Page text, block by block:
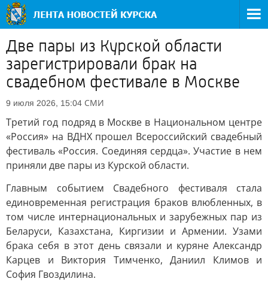
Две пары из Курской области
зарегистрировали брак на
свадебном фестивале в Москве
9 июля 2026, 15:04 СМИ
Третий год подряд в Москве в Национальном центре
«Россия» на ВДНХ прошел Всероссийский свадебный
фестиваль «Россия. Соединяя сердца». Участие в нем
приняли две пары из Курской области.
Главным событием Свадебного фестиваля стала
единовременная регистрация браков влюбленных, в
том числе интернациональных и зарубежных пар из
Беларуси, Казахстана, Киргизии и Армении. Узами
брака себя в этот день связали и куряне Александр
Карцев и Виктория Тимченко, Даниил Климов и
София Гвоздилина.